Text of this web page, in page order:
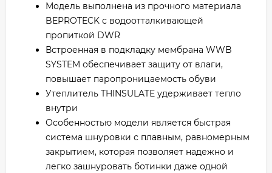
Модель выполнена из прочного материала
BEPROTECK с водоотталкивающей
пропиткой DWR
Встроенная в подкладку мембрана WWB
SYSTEM обеспечивает защиту от влаги,
повышает паропроницаемость обуви
Утеплитель THINSULATE удерживает тепло
внутри
Особенностью модели является быстрая
система шнуровки с плавным, равномерным
закрытием, которая позволяет надежно и
легко зашнуровать ботинки даже одной